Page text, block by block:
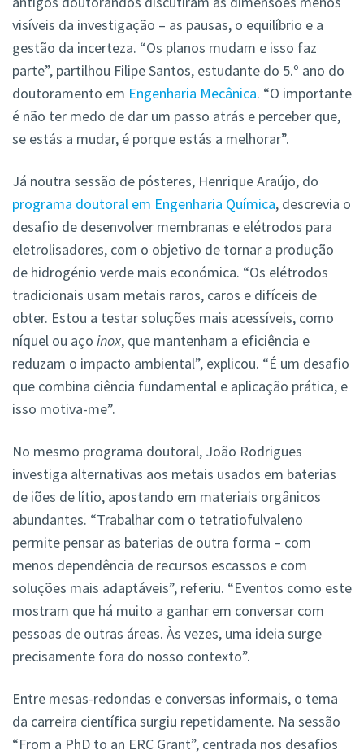
visíveis da investigação – as pausas, o equilíbrio e a
gestão da incerteza. “Os planos mudam e isso faz
parte”, partilhou Filipe Santos, estudante do 5.º ano do
doutoramento em Engenharia Mecânica. “O importante
é não ter medo de dar um passo atrás e perceber que,
se estás a mudar, é porque estás a melhorar”.
Já noutra sessão de pósteres, Henrique Araújo, do
programa doutoral em Engenharia Química, descrevia o
desafio de desenvolver membranas e elétrodos para
eletrolisadores, com o objetivo de tornar a produção
de hidrogénio verde mais económica. “Os elétrodos
tradicionais usam metais raros, caros e difíceis de
obter. Estou a testar soluções mais acessíveis, como
níquel ou aço inox, que mantenham a eficiência e
reduzam o impacto ambiental”, explicou. “É um desafio
que combina ciência fundamental e aplicação prática, e
isso motiva-me”.
No mesmo programa doutoral, João Rodrigues
investiga alternativas aos metais usados em baterias
de iões de lítio, apostando em materiais orgânicos
abundantes. “Trabalhar com o tetratiofulvaleno
permite pensar as baterias de outra forma – com
menos dependência de recursos escassos e com
soluções mais adaptáveis”, referiu. “Eventos como este
mostram que há muito a ganhar em conversar com
pessoas de outras áreas. Às vezes, uma ideia surge
precisamente fora do nosso contexto”.
Entre mesas-redondas e conversas informais, o tema
da carreira científica surgiu repetidamente. Na sessão
“From a PhD to an ERC Grant”, centrada nos desafios